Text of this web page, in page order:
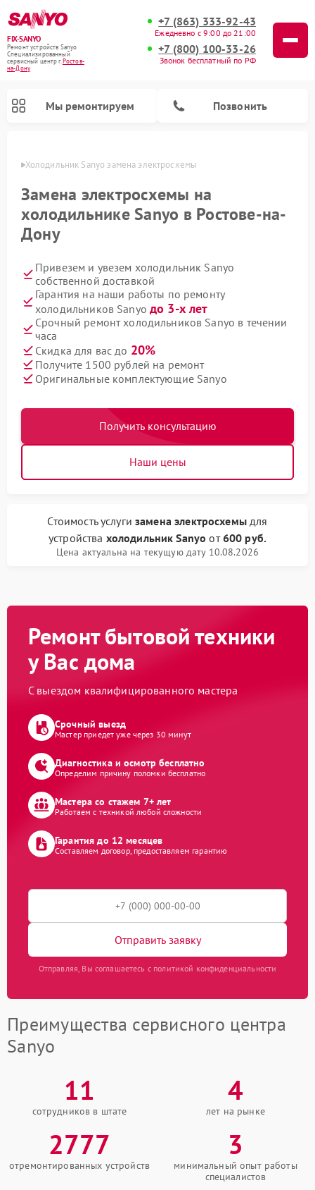
FIX-SANYO
Ремонт устройств Sanyo
Специализированный
cервисный центр г.Ростов-
на-Дону
+7 (863) 333-92-43
Ежедневно с 9:00 до 21:00
+7 (800) 100-33-26
Звонок бесплатный по РФ
Мы ремонтируем Позвонить
Холодильник Sanyo замена электросхемы
Замена электросхемы на
холодильнике Sanyo в Ростове-на-
Дону
Привезем и увезем холодильник Sanyo
собственной доставкой
Гарантия на наши работы по ремонту
холодильников Sanyoдо 3-х лет
Срочный ремонт холодильников Sanyo в течении
часа
Скидка для вас до 20%
Получите 1500 рублей на ремонт
Оригинальные комплектующие Sanyo
Получить консультацию
Наши цены
Стоимость услугизамена электросхемыдля
устройства холодильник Sanyo от600 руб.
Цена актуальна на текущую дату 10.08.2026
Ремонт бытовой техники
у Вас дома
С выездом квалифицированного мастера
Срочный выезд
Мастер приедет уже через 30 минут
Диагностика и осмотр бесплатно
Определим причину поломки бесплатно
Мастера со стажем 7+ лет
Работаем с техникой любой сложности
Гарантия до 12 месяцев
Составляем договор, предоставляем гарантию
Отправить заявку
Отправляя, Вы соглашаетесь с политикой конфиденциальности
Преимущества сервисного центра
Sanyo
11
сотрудников в штате
4
лет на рынке
2777
отремонтированных устройств
3
минимальный опыт работы
специалистов